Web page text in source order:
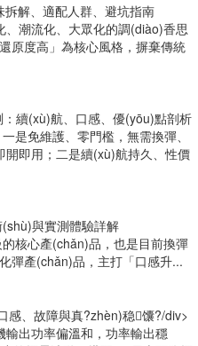
解、適配人群、避坑指南
潮流化、大眾化的調(diào)香思
原度高」為核心風格，摒棄傳統
續(xù)航、口感、優(yōu)點剖析
是免維護、零門檻，無需換彈、
即用；二是續(xù)航持久、性價
與實測體驗詳解
核心產(chǎn)品，也是目前換彈
彈產(chǎn)品，主打「口感升...
感、故障與真?zhèn)稳馕?/div>
出功率偏溫和，功率輸出穩